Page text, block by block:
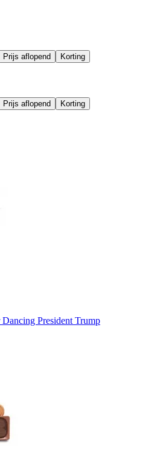
Prijs aflopend Korting
Prijs aflopend Korting
President Trump